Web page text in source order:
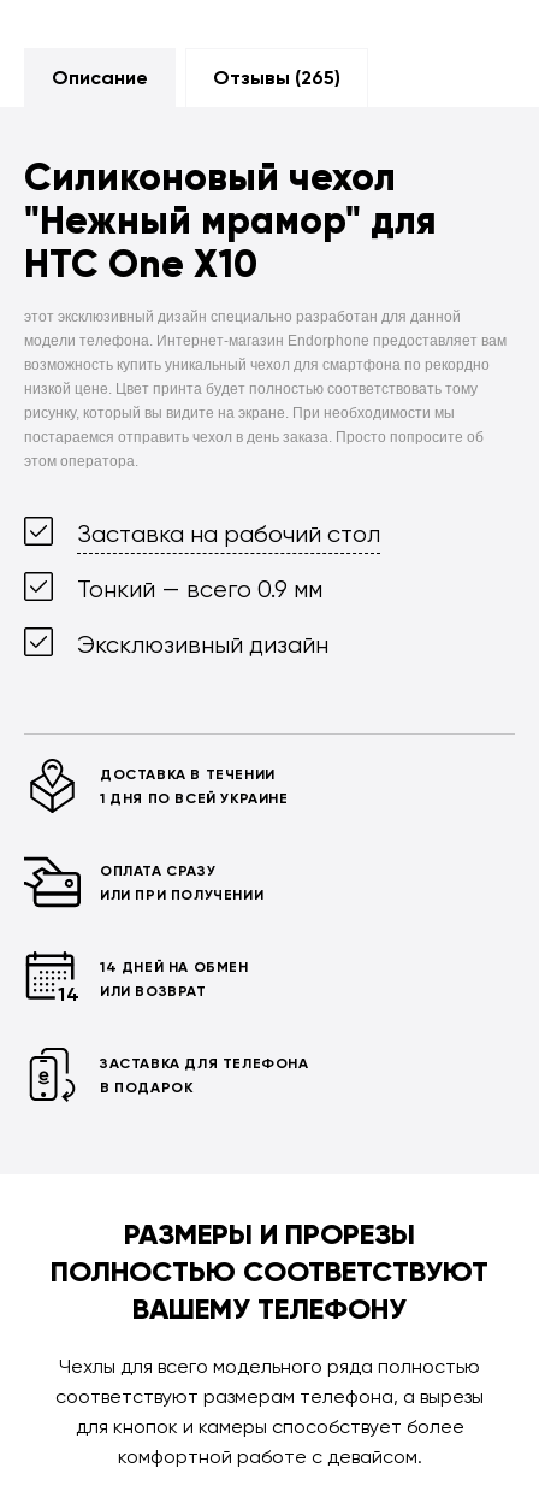
Описание Отзывы (265)
Силиконовый чехол
"Нежный мрамор" для
HTC One X10
этот эксклюзивный дизайн специально разработан для данной
модели телефона. Интернет-магазин Endorphone предоставляет вам
возможность купить уникальный чехол для смартфона по рекордно
низкой цене. Цвет принта будет полностью соответствовать тому
рисунку, который вы видите на экране. При необходимости мы
постараемся отправить чехол в день заказа. Просто попросите об
этом оператора.
Заставка на рабочий стол
Тонкий — всего 0.9 мм
Эксклюзивный дизайн
ДОСТАВКА В ТЕЧЕНИИ
1 ДНЯ ПО ВСЕЙ УКРАИНЕ
ОПЛАТА СРАЗУ
ИЛИ ПРИ ПОЛУЧЕНИИ
14 ДНЕЙ НА ОБМЕН
ИЛИ ВОЗВРАТ
ЗАСТАВКА ДЛЯ ТЕЛЕФОНА
В ПОДАРОК
РАЗМЕРЫ И ПРОРЕЗЫ
ПОЛНОСТЬЮ СООТВЕТСТВУЮТ
ВАШЕМУ ТЕЛЕФОНУ
Чехлы для всего модельного ряда полностью
соответствуют размерам телефона, а вырезы
для кнопок и камеры способствует более
комфортной работе с девайсом.